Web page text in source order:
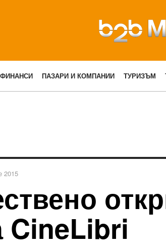
ФИНАНСИ ПАЗАРИ И КОМПАНИИ ТУРИЗЪМ
2015
CineLibri